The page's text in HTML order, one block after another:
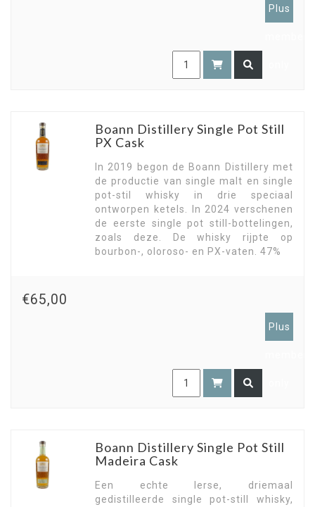
Plus
Boann Distillery Single Pot Still
PX Cask
In 2019 begon de Boann Distillery met
de productie van single malt en single
pot-stil whisky in drie speciaal
ontworpen ketels. In 2024 verschenen
de eerste single pot still-bottelingen,
zoals deze. De whisky rijpte op
bourbon-, oloroso- en PX-vaten. 47%
€65,00
Plus
Boann Distillery Single Pot Still
Madeira Cask
Een echte Ierse, driemaal
gedistilleerde single pot-still whisky,